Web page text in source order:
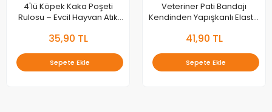
4'lü Köpek Kaka Poşeti
Rulosu – Evcil Hayvan Atık
35,90 TL
Sepete Ekle
Veteriner Pati Bandajı
Kendinden Yapışkanlı Elastik
Bakım Bandajı
41,90 TL
Sepete Ekle